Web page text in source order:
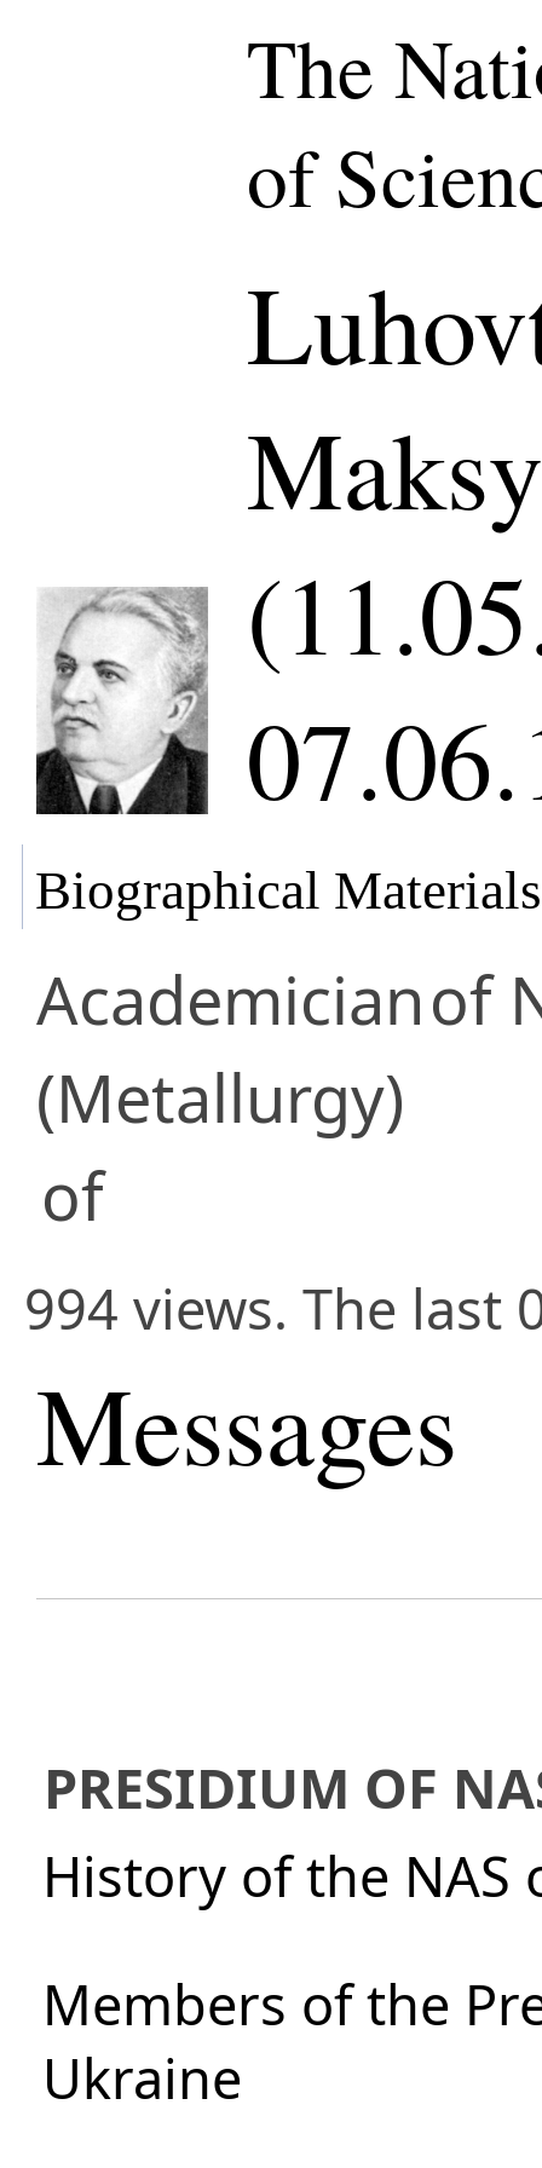
The
of
Biographical Materials
Academicianof
(Metallurgy)
of
994 views. The last
Messages
PRESIDIUM OF
History of the NAS
Members of the
Ukraine